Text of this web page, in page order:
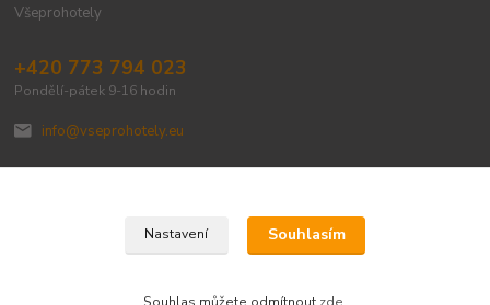
Všeprohotely
+420 773 794 023
Pondělí-pátek 9-16 hodin
info@vseprohotely.eu
Upravit sběr cookies.
Nastavení Souhlasím